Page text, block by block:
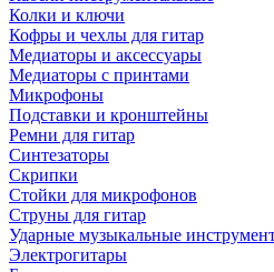
Колки и ключи
Кофры и чехлы для гитар
Медиаторы и аксессуары
Медиаторы с принтами
Микрофоны
Подставки и кронштейны
Ремни для гитар
Синтезаторы
Скрипки
Стойки для микрофонов
Струны для гитар
Ударные музыкальные
Электрогитары